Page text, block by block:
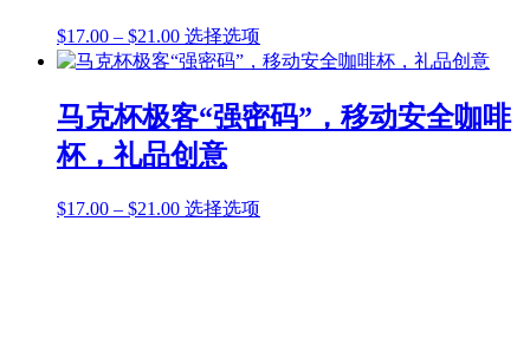
这
选
项
在
品
页
$17.00 – $21.00价
格
围：
$17.00
至
选择选项
产
有
多
马克杯极客“强密码”，移动安全咖啡
杯，礼品创意
$17.00 – $21.00价
选择选项